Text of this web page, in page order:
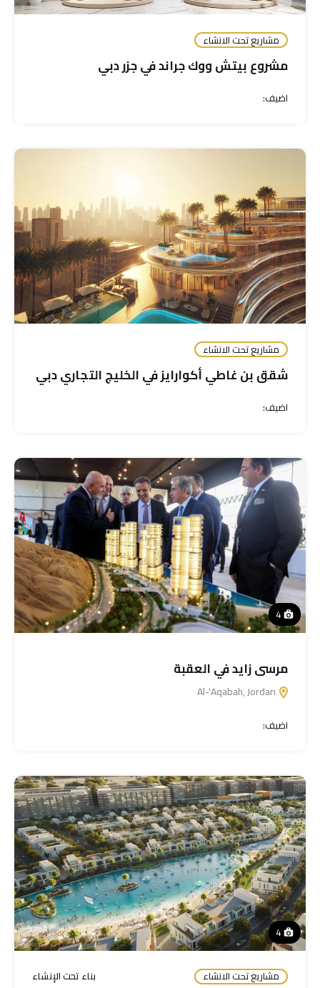
مشاريع تحت الانشاء
مشروع بيتش ووك جراند في جزر دبي
اضيف:
مشاريع تحت الانشاء
شقق بن غاطي أكوارايز في الخليج التجاري دبي
اضيف:
4
مرسى زايد في العقبة
اضيف:
4
مشاريع تحت الانشاء بناء تحت الإنشاء